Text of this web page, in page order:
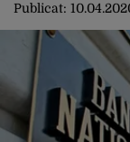
Publicat: